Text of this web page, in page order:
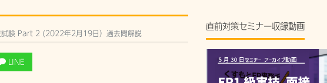
試験 Part 2 (2022年2月19日）過去問解説
LINE
直前対策セミナー収録動画